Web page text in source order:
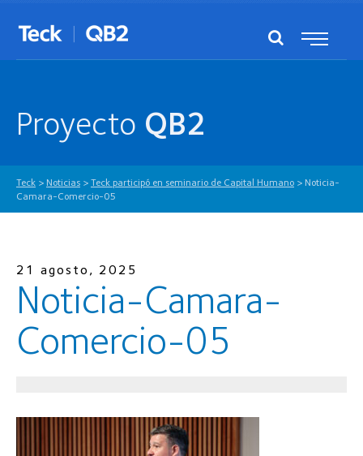
Proyecto QB2
Teck > Noticias > Teck participó en seminario de Capital Humano > Noticia-
Camara-Comercio-05
21 agosto, 2025
Noticia-Camara-
Comercio-05